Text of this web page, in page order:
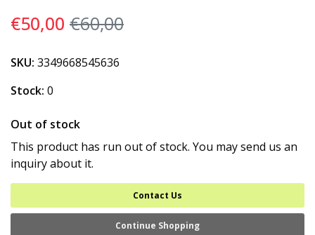
€50,00 €60,00
SKU: 3349668545636
Stock: 0
Out of stock
This product has run out of stock. You may send us an
inquiry about it.
Contact Us
Continue Shopping